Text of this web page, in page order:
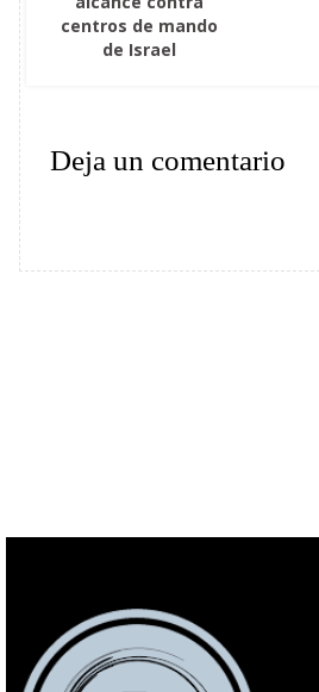
centros de mando
de Israel
Deja un comentario